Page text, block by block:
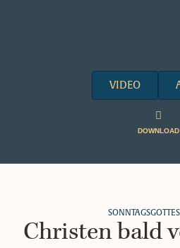
VIDEO
DOWNLOAD
Christen bald